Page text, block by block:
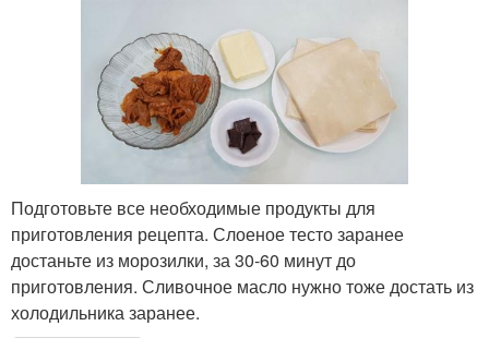
Подготовьте все необходимые продукты для
приготовления рецепта. Слоеное тесто заранее
достаньте из морозилки, за 30-60 минут до
приготовления. Сливочное масло нужно тоже достать из
холодильника заранее.